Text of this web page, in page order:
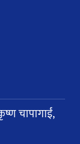
चापागाईं,